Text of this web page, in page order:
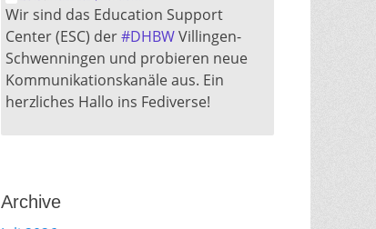
Wir sind das Education Support
Center (ESC) der#DHBWVillingen-
Schwenningen und probieren neue
Kommunikationskanäle aus. Ein
herzliches Hallo ins Fediverse!
Archive